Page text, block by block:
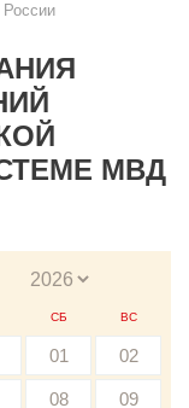
МВД
СБ ВС
01 02
08 09